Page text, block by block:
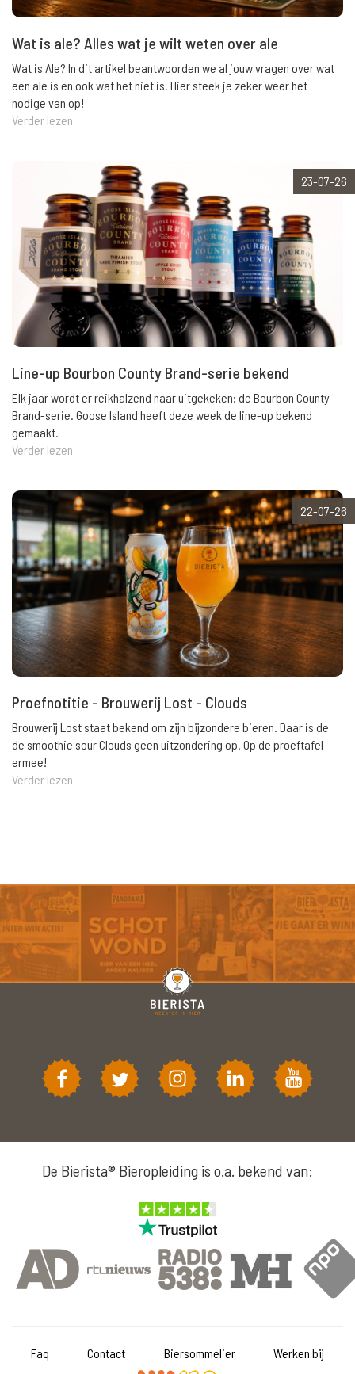
Wat is ale? Alles wat je wilt weten over ale
Wat is Ale? In dit artikel beantwoorden we al jouw vragen over wat
een ale is en ook wat het niet is. Hier steek je zeker weer het
nodige van op!
Verder lezen
23-07-26
Line-up Bourbon County Brand-serie bekend
Elk jaar wordt er reikhalzend naar uitgekeken: de Bourbon County
Brand-serie. Goose Island heeft deze week de line-up bekend
gemaakt.
Verder lezen
22-07-26
Proefnotitie - Brouwerij Lost - Clouds
Brouwerij Lost staat bekend om zijn bijzondere bieren. Daar is de
de smoothie sour Clouds geen uitzondering op. Op de proeftafel
ermee!
Verder lezen
De Bierista® Bieropleiding is o.a. bekend van:
Faq Contact Biersommelier Werken bij